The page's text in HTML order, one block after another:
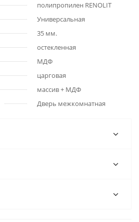
полипропилен RENOLIT
Универсальная
35 мм.
остекленная
МДФ
царговая
массив + МДФ
Дверь межкомнатная